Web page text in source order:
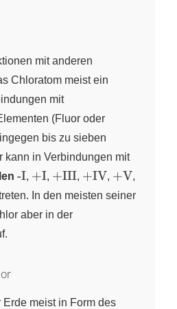
mit anderen
Chloratom meist ein
mit
(Fluor oder
bis zu sieben
kann in Verbindungen mit
\text{-I}
-I, \text{+I}
+I, \text{+III}
+III, \text{+IV}
+IV, \text{+V}
+V,
In den meisten seiner
aber in der
meist in Form des